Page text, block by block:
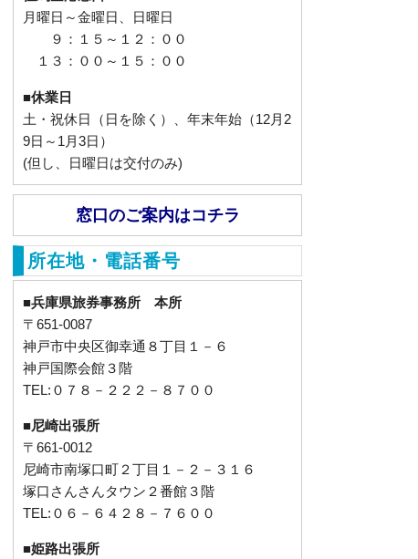
月曜日～金曜日、日曜日
９：１５～１２：００
１３：００～１５：００
■休業日
土・祝休日（日を除く）、年末年始（12月2
9日～1月3日）
(但し、日曜日は交付のみ)
窓口のご案内はコチラ
所在地・電話番号
■兵庫県旅券事務所 本所
〒651-0087
神戸市中央区御幸通８丁目１－６
神戸国際会館３階
TEL:０７８－２２２－８７００
■尼崎出張所
〒661-0012
尼崎市南塚口町２丁目１－２－３１６
塚口さんさんタウン２番館３階
TEL:０６－６４２８－７６００
■姫路出張所